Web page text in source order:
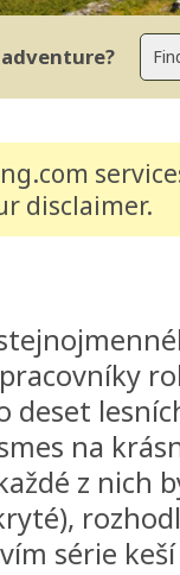
disclaimer.
deset
na
z nich
série